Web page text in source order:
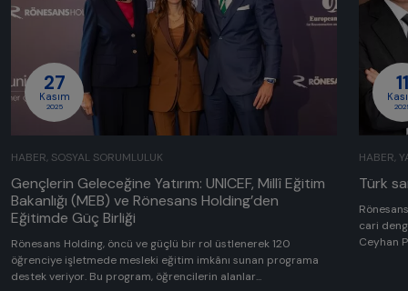
27
Kasım
2025
HABER, SOSYAL SORUMLULUK
Gençlerin Geleceğine Yatırım: UNICEF, Millî Eğitim
Bakanlığı (MEB) ve Rönesans Holding’den
Eğitimde Güç Birliği
Rönesans Holding, öncü ve güçlü bir rol üstlenerek 120
öğrenciye işletmede mesleki eğitim imkânı sunan programa
destek veriyor. Bu program, öğrencilerin alanlar...
11
HABER,
Türk
cari
Ceyhan